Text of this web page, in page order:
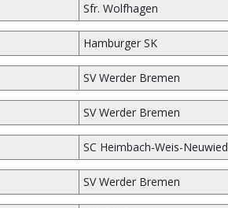
Sfr. Wolfhagen
Hamburger SK
SV Werder Bremen
SV Werder Bremen
SC Heimbach-Weis-Neuwied
SV Werder Bremen